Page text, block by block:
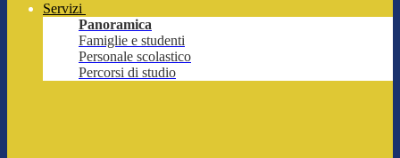
Servizi
Panoramica
Famiglie e studenti
Personale scolastico
Percorsi di studio